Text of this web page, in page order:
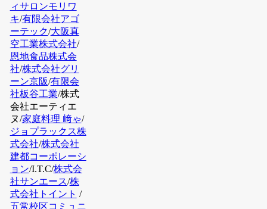
ィサロンモリワ
キ/有限会社アゴ
ーテック/大阪真
空工業株式会社/
恩地食品株式会
社/株式会社グリ
ーン京阪/有限会
社板谷工業/株式
会社エーティエ
ヌ/家庭料理 﨑ゃ/
ジョプラックス株
式会社/株式会社
建都コーポレーシ
ョン/I.T.C/株式会
社サンエース/株
式会社トイント /
五常校区コミュニ